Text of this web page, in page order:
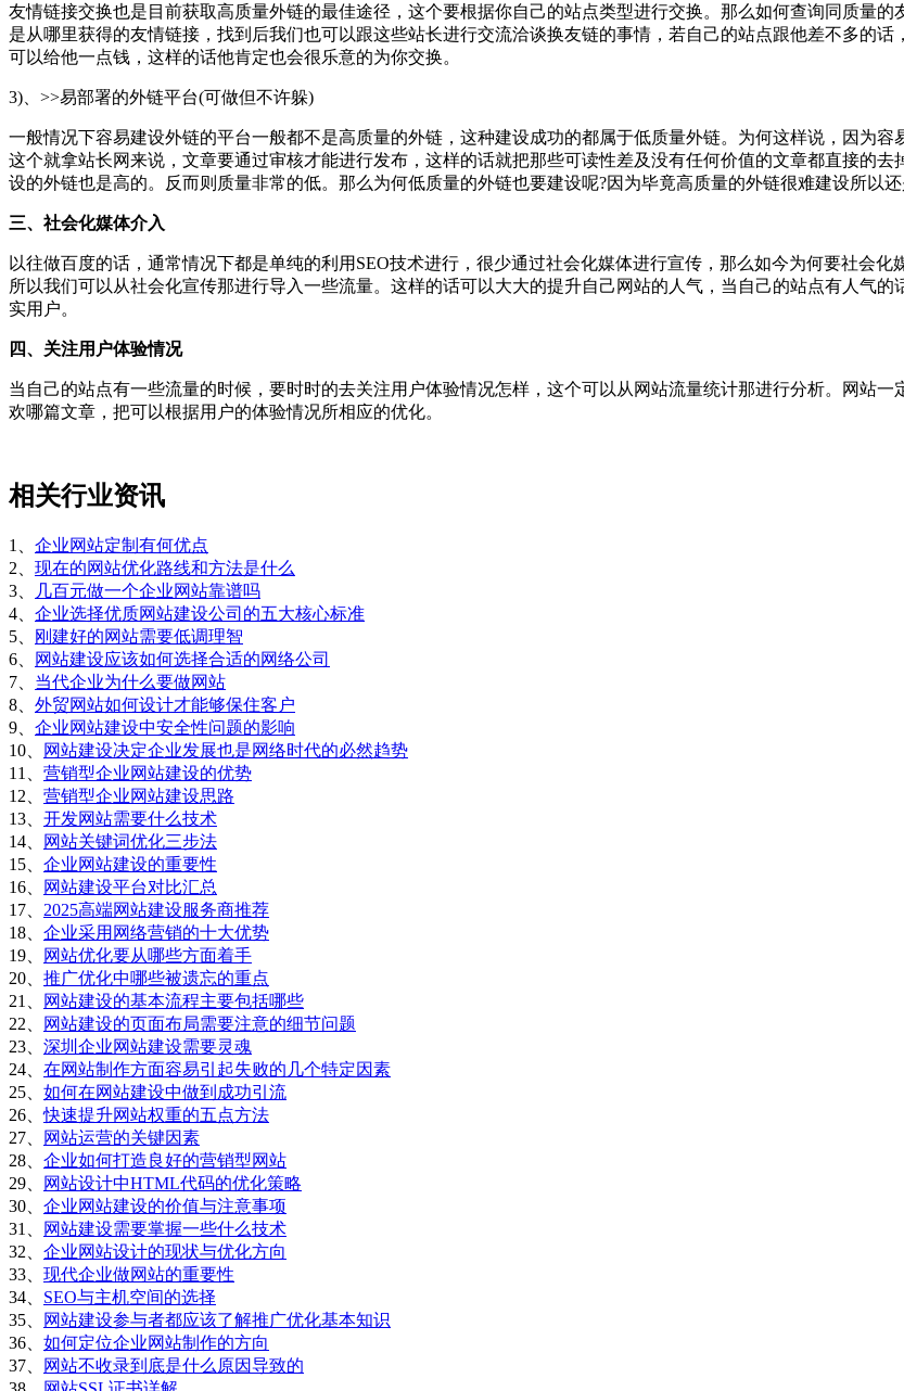
友情链接交换也是目前获取高质量外链的最佳途径，这个要根据你自己的站点类型进行交换。那么如何查询同质量
是从哪里获得的友情链接，找到后我们也可以跟这些站长进行交流洽谈换友链的事情，若自己的站点跟他差不多的
可以给他一点钱，这样的话他肯定也会很乐意的为你交换。
3)、>>易部署的外链平台(可做但不许躲)
一般情况下容易建设外链的平台一般都不是高质量的外链，这种建设成功的都属于低质量外链。为何这样说，因为
这个就拿站长网来说，文章要通过审核才能进行发布，这样的话就把那些可读性差及没有任何价值的文章都直接的
设的外链也是高的。反而则质量非常的低。那么为何低质量的外链也要建设呢?因为毕竟高质量的外链很难建设所以
三、社会化媒体介入
以往做百度的话，通常情况下都是单纯的利用SEO技术进行，很少通过社会化媒体进行宣传，那么如今为何要社会
所以我们可以从社会化宣传那进行导入一些流量。这样的话可以大大的提升自己网站的人气，当自己的站点有人气
实用户。
四、关注用户体验情况
当自己的站点有一些流量的时候，要时时的去关注用户体验情况怎样，这个可以从网站流量统计那进行分析。网站
欢哪篇文章，把可以根据用户的体验情况所相应的优化。
相关行业资讯
1、 企业网站定制有何优点
2、 现在的网站优化路线和方法是什么
3、
几百元做一个企业网站靠谱吗
4、 企业选择优质网站建设公司的五大核心标准
5、
刚建好的网站需要低调理智
6、
网站建设应该如何选择合适的网络公司
7、 当代企业为什么要做网站
8、 外贸网站如何设计才能够保住客户
9、 企业网站建设中安全性问题的影响
10、
网站建设决定企业发展也是网络时代的必然趋势
11、 营销型企业网站建设的优势
12、 营销型企业网站建设思路
13、 开发网站需要什么技术
14、
网站关键词优化三步法
15、 企业网站建设的重要性
16、
网站建设平台对比汇总
17、 2025高端网站建设服务商推荐
18、 企业采用网络营销的十大优势
19、
网站优化要从哪些方面着手
20、 推广优化中哪些被遗忘的重点
21、
网站建设的基本流程主要包括哪些
22、
网站建设的页面布局需要注意的细节问题
23、 深圳企业网站建设需要灵魂
24、 在网站制作方面容易引起失败的几个特定因素
25、 如何在网站建设中做到成功引流
26、快速提升网站权重的五点方法
27、
网站运营的关键因素
28、 企业如何打造良好的营销型网站
29、
网站设计中HTML代码的优化策略
30、 企业网站建设的价值与注意事项
31、
网站建设需要掌握一些什么技术
32、 企业网站设计的现状与优化方向
33、 现代企业做网站的重要性
34、 SEO与主机空间的选择
35、
网站建设参与者都应该了解推广优化基本知识
36、 如何定位企业网站制作的方向
37、
网站不收录到底是什么原因导致的